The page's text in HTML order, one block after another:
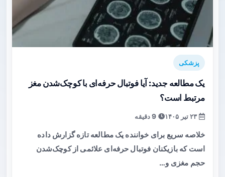
پزشکی
یک مطالعه جدید: آیا فوتبال حرفه‌ای با کوچک‌شدن مغز
مرتبط است؟
خلاصه سریع برای خواننده یک مطالعه تازه گزارش داده
است که بازیکنان فوتبال حرفه‌ای علائمی از کوچک‌شدن
حجم مغزی و…